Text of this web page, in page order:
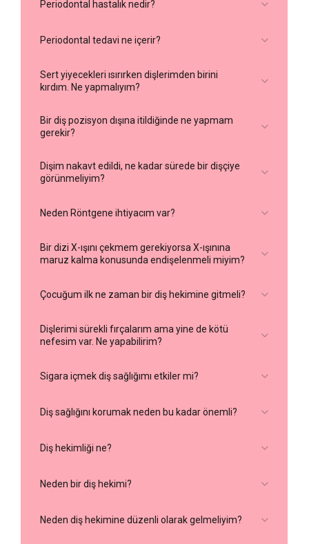
Periodontal hastalık nedir?
Periodontal tedavi ne içerir?
Sert yiyecekleri ısırırken dişlerimden birini
kırdım. Ne yapmalıyım?
Bir diş pozisyon dışına itildiğinde ne yapmam
gerekir?
Dişim nakavt edildi, ne kadar sürede bir dişçiye
görünmeliyim?
Acil bir randevu için hemen bizi arayın.
Dişi taç ile tedavi edin, kökle değil. Köke (dişin diş
yeniden takılması için gerekli olan hücrelere zarar
Kiri temizlemek için dişi sütle hafifçe durulayın.
Fırçalamayın.
diş eti arasına yerleştirin. Dişin kurumasına izin
vermemek çok önemlidir.
değilse, dişi temiz bir bez veya gazlı bezle sarın
Neden Röntgene ihtiyacım var?
Bir dizi X-ışını çekmem gerekiyorsa X-ışınına
maruz kalma konusunda endişelenmeli miyim?
Çocuğum ilk ne zaman bir diş hekimine gitmeli?
Dişlerimi sürekli fırçalarım ama yine de kötü
nefesim var. Ne yapabilirim?
Sigara içmek diş sağlığımı etkiler mi?
Diş sağlığını korumak neden bu kadar önemli?
Diş hekimliği ne?
Neden bir diş hekimi?
Neden diş hekimine düzenli olarak gelmeliyim?